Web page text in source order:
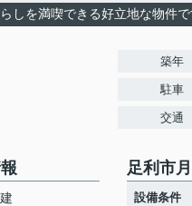
しを満喫できる好立地な物件で
築年
駐車
交通
足利市
設備条件